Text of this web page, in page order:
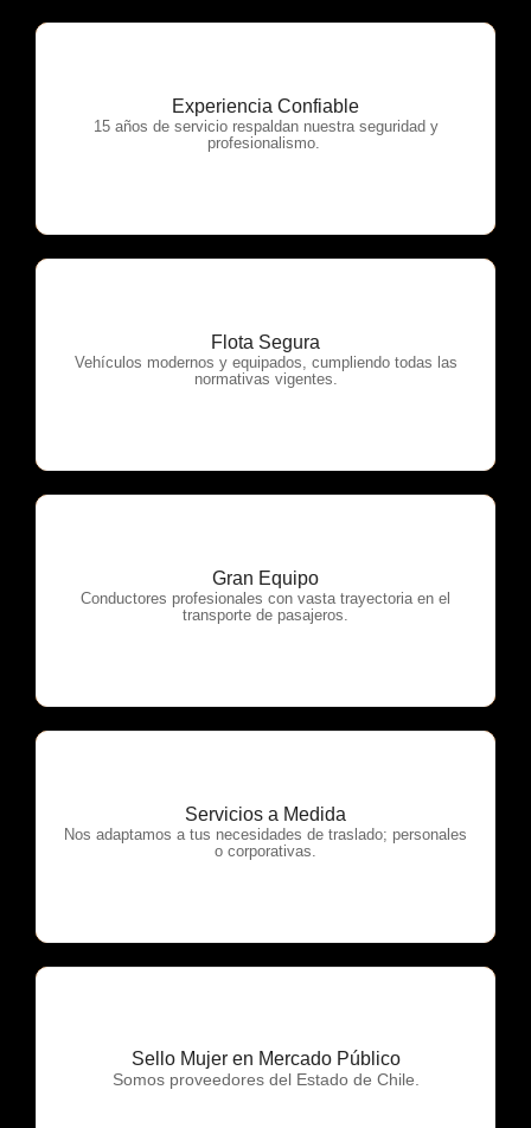
Experiencia Confiable
15 años de servicio respaldan nuestra seguridad y
profesionalismo.
OTP Servicios
Flota Segura
Vehículos modernos y equipados, cumpliendo todas las
normativas vigentes.
OTP Servicios
Gran Equipo
Conductores profesionales con vasta trayectoria en el
transporte de pasajeros.
OTP Servicios
Servicios a Medida
Nos adaptamos a tus necesidades de traslado; personales
o corporativas.
OTP Servicios
Sello Mujer en Mercado Público
Somos proveedores del Estado de Chile.
OTP Servicios